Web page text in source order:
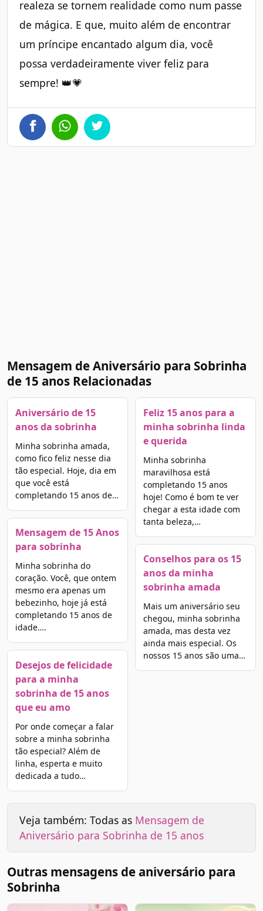
realeza se tornem realidade como num passe
de mágica. E que, muito além de encontrar
um príncipe encantado algum dia, você
possa verdadeiramente viver feliz para
sempre! 👑💗
Mensagem de Aniversário para Sobrinha
de 15 anos Relacionadas
Aniversário de 15
anos da sobrinha
Minha sobrinha amada,
como fico feliz nesse dia
tão especial. Hoje, dia em
que você está
completando 15 anos de…
Mensagem de 15 Anos
para sobrinha
Minha sobrinha do
coração. Você, que ontem
mesmo era apenas um
bebezinho, hoje já está
completando 15 anos de
idade….
Desejos de felicidade
para a minha
sobrinha de 15 anos
que eu amo
Por onde começar a falar
sobre a minha sobrinha
tão especial? Além de
linha, esperta e muito
dedicada a tudo…
Feliz 15 anos para a
minha sobrinha linda
e querida
Minha sobrinha
maravilhosa está
completando 15 anos
hoje! Como é bom te ver
chegar a esta idade com
tanta beleza,…
Conselhos para os 15
anos da minha
sobrinha amada
Mais um aniversário seu
chegou, minha sobrinha
amada, mas desta vez
ainda mais especial. Os
nossos 15 anos são uma…
Veja também: Todas as Mensagem de
Aniversário para Sobrinha de 15 anos
Outras mensagens de aniversário para
Sobrinha